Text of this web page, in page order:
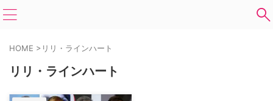
HOME > リリ・ラインハート
リリ・ラインハート